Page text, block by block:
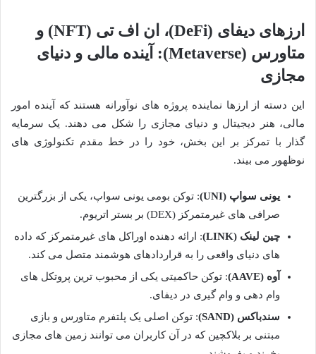
ارزهای دیفای (DeFi)، ان اف تی (NFT) و
متاورس (Metaverse): آینده مالی و دنیای
مجازی
این دسته از ارزها نماینده پروژه های نوآورانه هستند که آینده امور
مالی، هنر دیجیتال و دنیای مجازی را شکل می دهند. یک سرمایه
گذار با تمرکز بر این بخش، خود را در خط مقدم تکنولوژی های
نوظهور می بیند.
یونی سواپ (UNI)
: توکن بومی یونی سواپ، یکی از بزرگترین
صرافی های غیرمتمرکز (DEX) بر بستر اتریوم.
چین لینک (LINK)
: ارائه دهنده اوراکل های غیرمتمرکز که داده
های دنیای واقعی را به قراردادهای هوشمند متصل می کند.
آوه (AAVE)
: توکن حاکمیتی یکی از محبوب ترین پروتکل های
وام دهی و وام گیری در دیفای.
سندباکس (SAND)
: توکن اصلی یک پلتفرم متاورس و بازی
مبتنی بر بلاکچین که در آن کاربران می توانند زمین های مجازی